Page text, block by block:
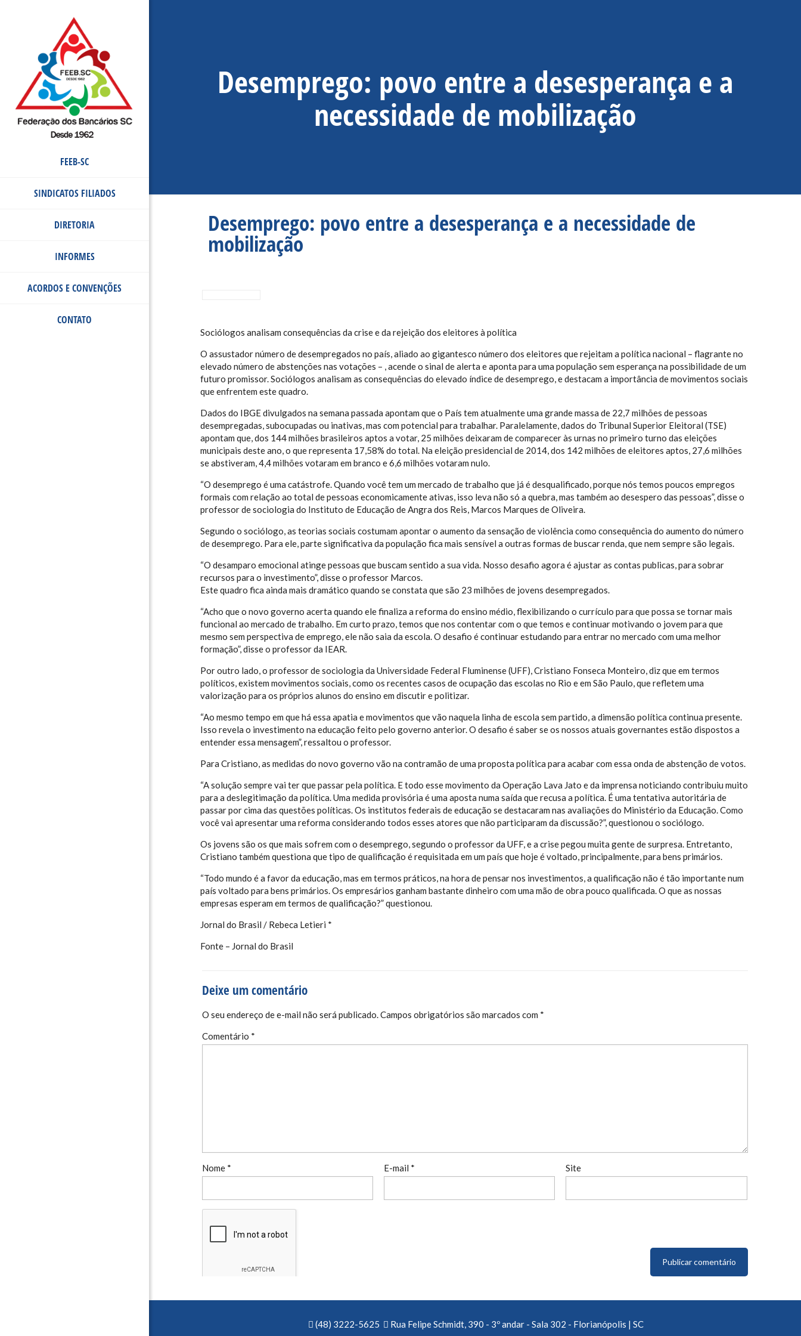
FEEB-SC
SINDICATOS FILIADOS
DIRETORIA
INFORMES
ACORDOS E CONVENÇÕES
CONTATO
Desemprego: povo entre a desesperança e a
necessidade de mobilização
Desemprego: povo entre a desesperança e a necessidade de
mobilização
Sociólogos analisam consequências da crise e da rejeição dos eleitores à política
O assustador número de desempregados no país, aliado ao gigantesco número dos eleitores que rejeitam a política nacional – flagrante no
elevado número de abstenções nas votações – , acende o sinal de alerta e aponta para uma população sem esperança na possibilidade de um
futuro promissor. Sociólogos analisam as consequências do elevado índice de desemprego, e destacam a importância de movimentos sociais
que enfrentem este quadro.
Dados do IBGE divulgados na semana passada apontam que o País tem atualmente uma grande massa de 22,7 milhões de pessoas
desempregadas, subocupadas ou inativas, mas com potencial para trabalhar. Paralelamente, dados do Tribunal Superior Eleitoral (TSE)
apontam que, dos 144 milhões brasileiros aptos a votar, 25 milhões deixaram de comparecer às urnas no primeiro turno das eleições
municipais deste ano, o que representa 17,58% do total. Na eleição presidencial de 2014, dos 142 milhões de eleitores aptos, 27,6 milhões
se abstiveram, 4,4 milhões votaram em branco e 6,6 milhões votaram nulo.
“O desemprego é uma catástrofe. Quando você tem um mercado de trabalho que já é desqualificado, porque nós temos poucos empregos
formais com relação ao total de pessoas economicamente ativas, isso leva não só a quebra, mas também ao desespero das pessoas”, disse o
professor de sociologia do Instituto de Educação de Angra dos Reis, Marcos Marques de Oliveira.
Segundo o sociólogo, as teorias sociais costumam apontar o aumento da sensação de violência como consequência do aumento do número
de desemprego. Para ele, parte significativa da população fica mais sensível a outras formas de buscar renda, que nem sempre são legais.
“O desamparo emocional atinge pessoas que buscam sentido a sua vida. Nosso desafio agora é ajustar as contas publicas, para sobrar
recursos para o investimento”, disse o professor Marcos.
Este quadro fica ainda mais dramático quando se constata que são 23 milhões de jovens desempregados.
“Acho que o novo governo acerta quando ele finaliza a reforma do ensino médio, flexibilizando o currículo para que possa se tornar mais
funcional ao mercado de trabalho. Em curto prazo, temos que nos contentar com o que temos e continuar motivando o jovem para que
mesmo sem perspectiva de emprego, ele não saia da escola. O desafio é continuar estudando para entrar no mercado com uma melhor
formação”, disse o professor da IEAR.
Por outro lado, o professor de sociologia da Universidade Federal Fluminense (UFF), Cristiano Fonseca Monteiro, diz que em termos
políticos, existem movimentos sociais, como os recentes casos de ocupação das escolas no Rio e em São Paulo, que refletem uma
valorização para os próprios alunos do ensino em discutir e politizar.
“Ao mesmo tempo em que há essa apatia e movimentos que vão naquela linha de escola sem partido, a dimensão política continua presente.
Isso revela o investimento na educação feito pelo governo anterior. O desafio é saber se os nossos atuais governantes estão dispostos a
entender essa mensagem”, ressaltou o professor.
Para Cristiano, as medidas do novo governo vão na contramão de uma proposta política para acabar com essa onda de abstenção de votos.
“A solução sempre vai ter que passar pela política. E todo esse movimento da Operação Lava Jato e da imprensa noticiando contribuiu muito
para a deslegitimação da política. Uma medida provisória é uma aposta numa saída que recusa a política. É uma tentativa autoritária de
passar por cima das questões políticas. Os institutos federais de educação se destacaram nas avaliações do Ministério da Educação. Como
você vai apresentar uma reforma considerando todos esses atores que não participaram da discussão?”, questionou o sociólogo.
Os jovens são os que mais sofrem com o desemprego, segundo o professor da UFF, e a crise pegou muita gente de surpresa. Entretanto,
Cristiano também questiona que tipo de qualificação é requisitada em um país que hoje é voltado, principalmente, para bens primários.
“Todo mundo é a favor da educação, mas em termos práticos, na hora de pensar nos investimentos, a qualificação não é tão importante num
país voltado para bens primários. Os empresários ganham bastante dinheiro com uma mão de obra pouco qualificada. O que as nossas
empresas esperam em termos de qualificação?” questionou.
Jornal do Brasil / Rebeca Letieri *
Fonte – Jornal do Brasil
Deixe um comentário
O seu endereço de e-mail não será publicado.Campos obrigatórios são marcados com *
Comentário *
Nome * E-mail * Site
(48) 3222-5625 Rua Felipe Schmidt, 390 - 3º andar - Sala 302 - Florianópolis | SC